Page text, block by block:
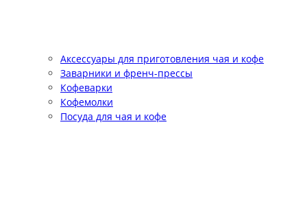
Аксессуары для приготовления чая и кофе
Заварники и френч-прессы
Кофеварки
Кофемолки
Посуда для чая и кофе